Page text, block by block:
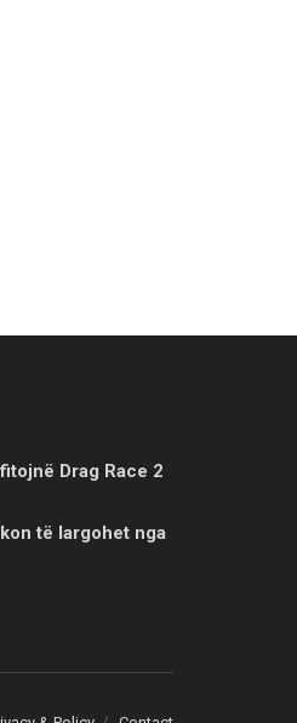
Drag Race 2
të largohet nga